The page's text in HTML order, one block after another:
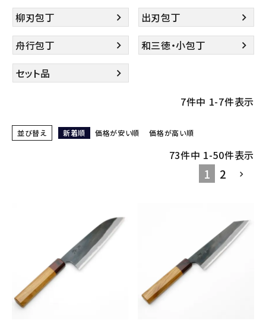
柳刃包丁
出刃包丁
舟行包丁
和三徳・小包丁
セット品
7件中 1-7件表示
並び替え 新着順 価格が安い順 価格が高い順
73件中 1-50件表示
1 2